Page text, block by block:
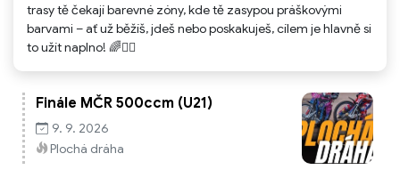
trasy tě čekají barevné zóny, kde tě zasypou práškovými
barvami – ať už běžíš, jdeš nebo poskakuješ, cílem je hlavně si
to užít naplno! 🌈🏃‍♂️
Finále MČR 500ccm (U21)
9. 9. 2026
Plochá dráha